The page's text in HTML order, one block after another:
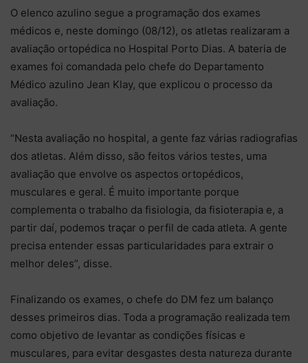
O elenco azulino segue a programação dos exames
médicos e, neste domingo (08/12), os atletas realizaram a
avaliação ortopédica no Hospital Porto Dias. A bateria de
exames foi comandada pelo chefe do Departamento
Médico azulino Jean Klay, que explicou o processo da
avaliação.
“Nesta avaliação no hospital, a gente faz várias radiografias
dos atletas. Além disso, são feitos vários testes, uma
avaliação que envolve os aspectos ortopédicos,
musculares e geral. É muito importante porque
complementa o trabalho da fisiologia, da fisioterapia e, a
partir daí, podemos traçar o perfil de cada atleta. A gente
precisa entender essas particularidades para extrair o
melhor deles”, disse.
Finalizando os exames, o chefe do DM fez um balanço
desses primeiros dias. Toda a programação realizada tem
como objetivo de levantar as condições físicas e
musculares, para evitar desgastes desta natureza durante